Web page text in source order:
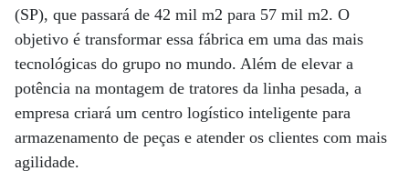
(SP), que passará de 42 mil m2 para 57 mil m2. O
objetivo é transformar essa fábrica em uma das mais
tecnológicas do grupo no mundo. Além de elevar a
potência na montagem de tratores da linha pesada, a
empresa criará um centro logístico inteligente para
armazenamento de peças e atender os clientes com mais
agilidade.